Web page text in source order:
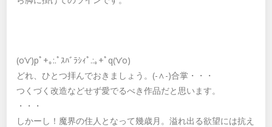
(o’v’)pﾟ+｡:.ﾟｽﾊﾞﾗｼｨﾟ.:｡+ﾟq(‘v’o)
どれ、ひとつ拝んでおきましょう。(-∧-)合掌・・・
つくづく改造などせず愛でるべき作品だと思います。
・・・
しかーし！魔界の住人となって幾歳月。溢れ出る欲望には抗え